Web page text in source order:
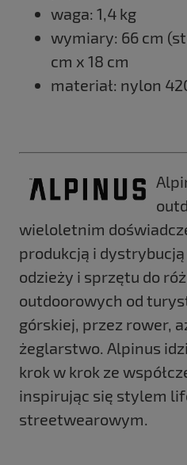
waga: 1,4 kg
wymiary: 66 cm
cm x 18 cm
materiał: nylon
wieloletnim
produkcją i
odzieży i sprzętu do
outdoorowych od
górskiej, przez rower,
żeglarstwo. Alpinus
krok w krok ze
inspirując się stylem
streetwearowym.